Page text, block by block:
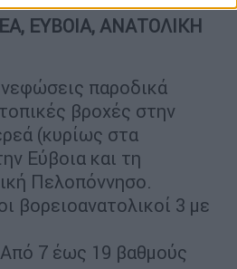
ΕΥΒΟΙΑ, ΑΝΑΤΟΛΙΚΗ
παροδικά
βροχές στην
(κυρίως στα
Εύβοια και τη
Πελοπόννησο.
βορειοανατολικοί 3 με
7 έως 19 βαθμούς